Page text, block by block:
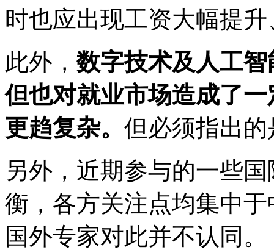
时也应出现工资大幅提
此外， 数字技术及人工
但也对就业市场造成了
更趋复杂。 但必须指出
另外，近期参与的一些
衡，各方关注点均集中
国外专家对此并不认同。